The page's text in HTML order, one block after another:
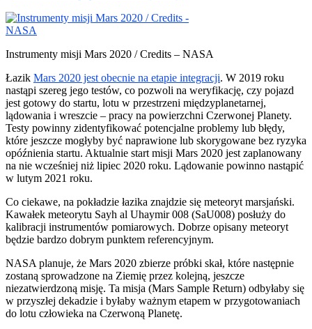
Instrumenty misji Mars 2020 / Credits – NASA
Łazik Mars 2020 jest obecnie na etapie integracji. W 2019 roku
nastąpi szereg jego testów, co pozwoli na weryfikację, czy pojazd
jest gotowy do startu, lotu w przestrzeni międzyplanetarnej,
lądowania i wreszcie – pracy na powierzchni Czerwonej Planety.
Testy powinny zidentyfikować potencjalne problemy lub błędy,
które jeszcze mogłyby być naprawione lub skorygowane bez ryzyka
opóźnienia startu. Aktualnie start misji Mars 2020 jest zaplanowany
na nie wcześniej niż lipiec 2020 roku. Lądowanie powinno nastąpić
w lutym 2021 roku.
Co ciekawe, na pokładzie łazika znajdzie się meteoryt marsjański.
Kawałek meteorytu Sayh al Uhaymir 008 (SaU008) posłuży do
kalibracji instrumentów pomiarowych. Dobrze opisany meteoryt
będzie bardzo dobrym punktem referencyjnym.
NASA planuje, że Mars 2020 zbierze próbki skał, które następnie
zostaną sprowadzone na Ziemię przez kolejną, jeszcze
niezatwierdzoną misję. Ta misja (Mars Sample Return) odbyłaby się
w przyszłej dekadzie i byłaby ważnym etapem w przygotowaniach
do lotu człowieka na Czerwoną Planetę.